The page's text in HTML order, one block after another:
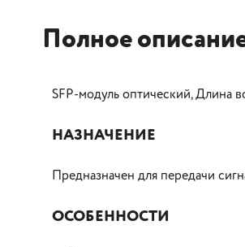
Полное
SFP-модуль оптический, Длина
НАЗНАЧЕНИЕ
Предназначен для передачи
ОСОБЕННОСТИ